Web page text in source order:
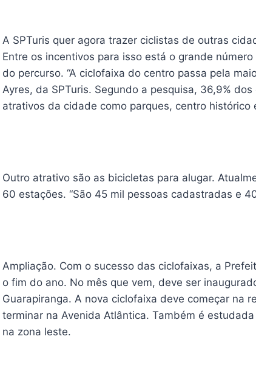
A SPTuris quer agora trazer ciclistas de outras
Entre os incentivos para isso está o grande
do percurso. “A ciclofaixa do centro passa pela
Ayres, da SPTuris. Segundo a pesquisa, 36,9%
atrativos da cidade como parques, centro histórico
Outro atrativo são as bicicletas para alugar.
60 estações. “São 45 mil pessoas cadastradas e
Ampliação. Com o sucesso das ciclofaixas, a
o fim do ano. No mês que vem, deve ser
Guarapiranga. A nova ciclofaixa deve começar na
terminar na Avenida Atlântica. Também é
na zona leste.